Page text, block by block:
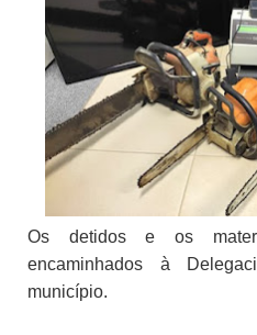
Os detidos e os
encaminhados à
município.